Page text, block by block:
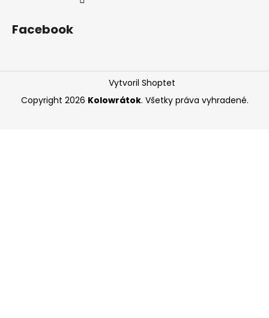
Facebook
Vytvoril Shoptet
Copyright 2026 Kolowrátok. Všetky práva vyhradené.